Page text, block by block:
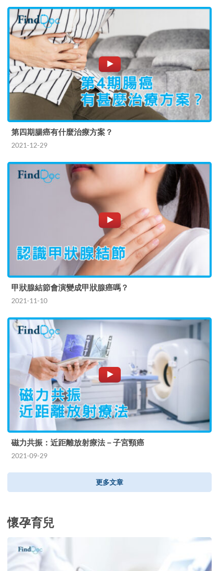
第四期腸癌有什麼治療方案？
2021-12-29
甲狀腺結節會演變成甲狀腺癌嗎？
2021-11-10
磁力共振：近距離放射療法－子宮頸癌
2021-09-29
更多文章
懷孕育兒